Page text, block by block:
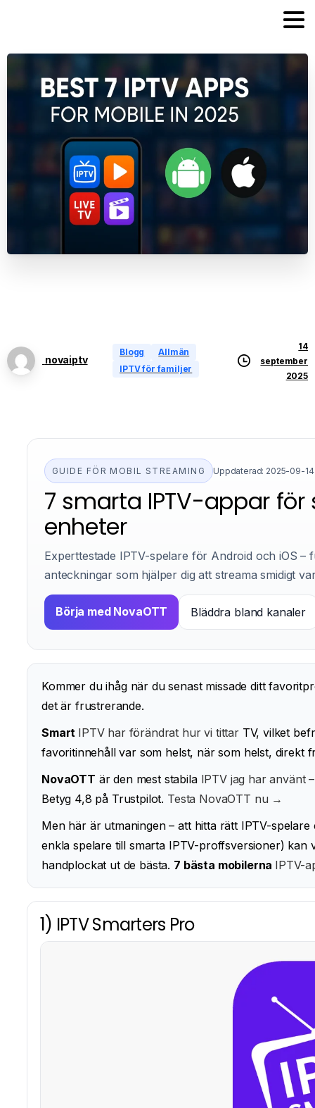
novaiptv
Blogg
Allmän
IPTV för familjer
14
september
2025
GUIDE FÖR MOBIL STREAMING Uppdaterad: 2025-09-14
7 smarta IPTV-appar
enheter
Experttestade IPTV-spelare för Android och iOS
anteckningar som hjälper dig att streama smidigt
Börja med NovaOTT Bläddra bland kanaler
Kommer du ihåg när du senast missade ditt
det är frustrerande.
Smart IPTV har förändrat hur vi tittarTV, vilket
favoritinnehåll var som helst, när som helst, direkt
NovaOTT är den mest stabila IPTV jag har använt
Betyg 4,8 på Trustpilot. Testa NovaOTT nu →
Men här är utmaningen – att hitta rätt IPTV-
enkla spelare till smarta IPTV-proffsversioner) kan
handplockat ut de bästa. 7 bästa mobilerna IPTV-
1) IPTV Smarters Pro